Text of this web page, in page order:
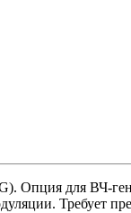
Опция для ВЧ-
Требует